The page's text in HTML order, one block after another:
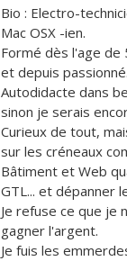
Bio : Electro-
Mac OSX -ien.
Formé dès l'age de
et depuis passionné.
Autodidacte dans
sinon je serais
Curieux de tout,
sur les créneaux
Bâtiment et Web
GTL... et dépanner
Je refuse ce que je
gagner l'argent.
Je fuis les